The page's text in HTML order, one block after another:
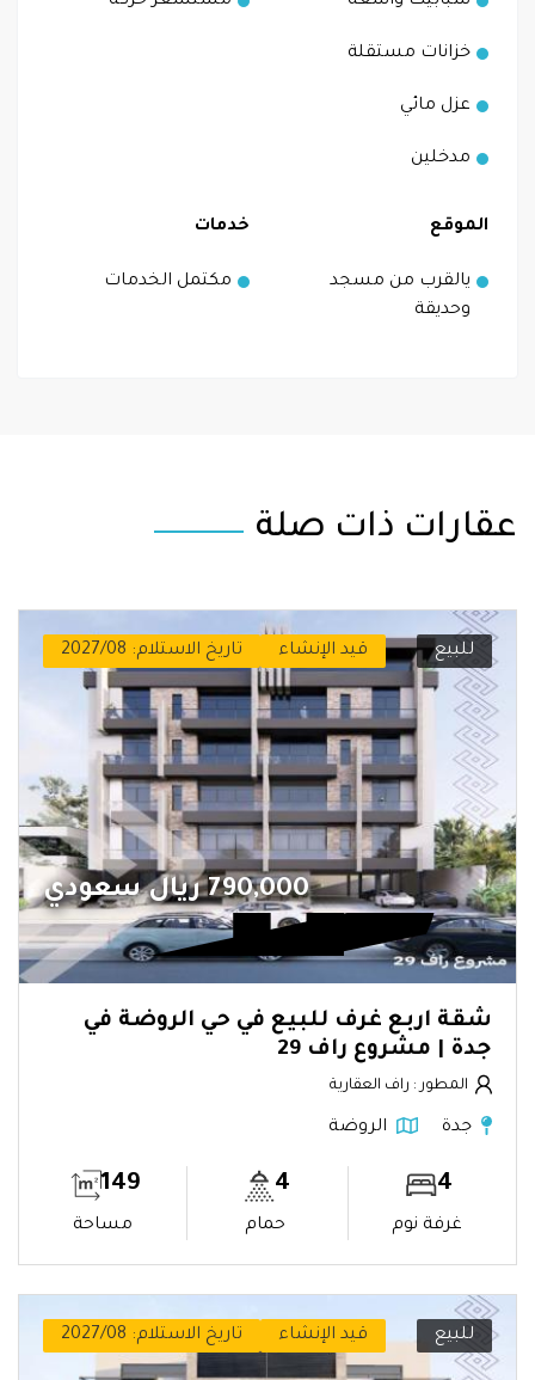
خزانات مستقلة
عزل مائي
مدخلين
الموقع
يالقرب من مسجد
وحديقة
خدمات
مكتمل الخدمات
عقارات ذات صلة
للبيع قيد الإنشاء تاريخ الاستلام: 2027/08
790,000 ريال سعودي
شقة اربع غرف للبيع في حي الروضة في
جدة | مشروع راف 29
المطور : راف العقارية
جدة الروضة
4
غرفة نوم
4
حمام
149
مساحة
للبيع قيد الإنشاء تاريخ الاستلام: 2027/08